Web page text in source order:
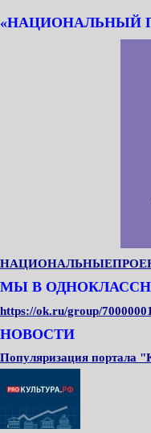
«НАЦИОНАЛЬНЫЙ
МЫ В
https://ok.ru/group/
НОВОСТИ
Популяризация портала